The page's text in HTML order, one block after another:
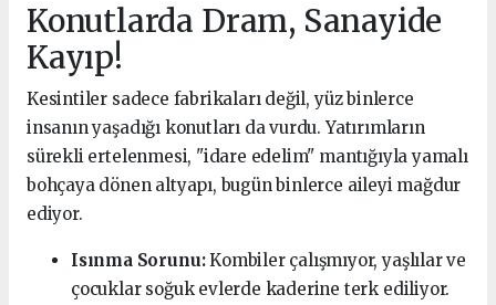
Konutlarda Dram, Sanayide
Kayıp!
Kesintiler sadece fabrikaları değil, yüz binlerce
insanın yaşadığı konutları da vurdu. Yatırımların
sürekli ertelenmesi, "idare edelim" mantığıyla yamalı
bohçaya dönen altyapı, bugün binlerce aileyi mağdur
ediyor.
Isınma Sorunu:Kombiler çalışmıyor, yaşlılar ve
çocuklar soğuk evlerde kaderine terk ediliyor.